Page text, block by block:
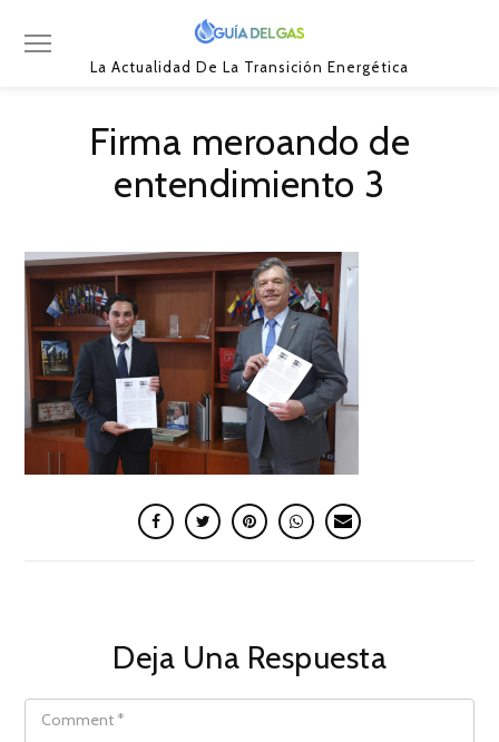
La Actualidad De La Transición Energética
Firma meroando de
entendimiento 3
Deja Una Respuesta
COMMENT